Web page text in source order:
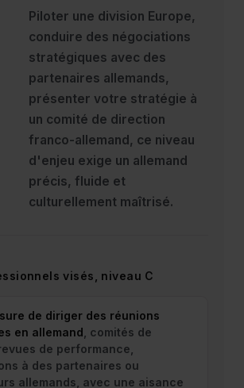
Piloter une division Europe,
conduire des négociations
stratégiques avec des
partenaires allemands,
présenter votre stratégie à
un comité de direction
franco-allemand, ce niveau
d'enjeu exige un allemand
précis, fluide et
culturellement maîtrisé.
visés, niveau C
de diriger des réunions
en allemand , comités de
de performance,
à des partenaires ou
allemands, avec une aisance